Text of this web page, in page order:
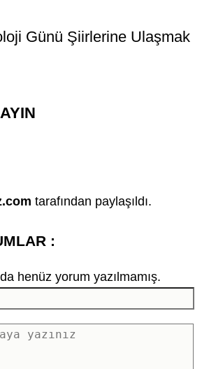
Günü Şiirlerine Ulaşmak
tarafından paylaşıldı.
:
henüz yorum yazılmamış.